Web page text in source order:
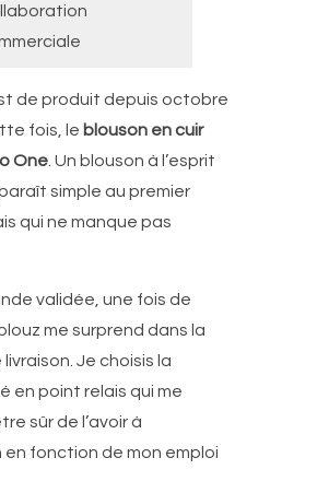
de produit depuis octobre
fois, le blouson en cuir
One . Un blouson à l’esprit
simple au premier
qui ne manque pas
validée, une fois de
me surprend dans la
Je choisis la
en point relais qui me
sûr de l’avoir à
fonction de mon emploi